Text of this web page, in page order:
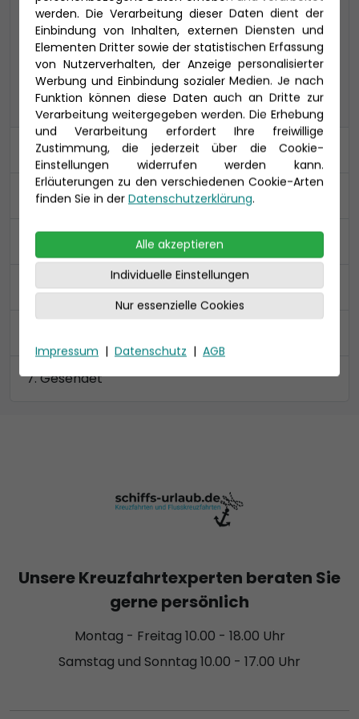
COMFORT ALL IN PREMIUM ALL IN
PREMIUM
Kabine
An- und Abreise
Reiseversicherung
Gesendet
werden. Die Verarbeitung dieser Daten dient der
Einbindung von Inhalten, externen Diensten und
Elementen Dritter sowie der statistischen Erfassung
von Nutzerverhalten, der Anzeige personalisierter
Werbung und Einbindung sozialer Medien. Je nach
Funktion können diese Daten auch an Dritte zur
Verarbeitung weitergegeben werden. Die Erhebung
und Verarbeitung erfordert Ihre freiwillige
Zustimmung, die jederzeit über die Cookie-
Einstellungen widerrufen werden kann.
Erläuterungen zu den verschiedenen Cookie-Arten
finden Sie in der Datenschutzerklärung.
Alle akzeptieren
Individuelle Einstellungen
Nur essenzielle Cookies
Impressum | Datenschutz | AGB
Unsere Kreuzfahrtexperten beraten Sie
gerne persönlich
Montag - Freitag 10.00 - 18.00 Uhr
Samstag und Sonntag 10.00 - 17.00 Uhr